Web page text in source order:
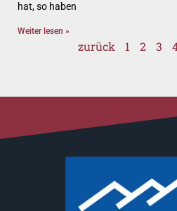
hat, so haben
Weiter lesen »
zurück 1 2 3